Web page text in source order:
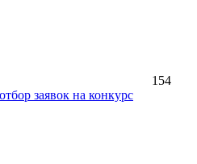
154
заявок на конкурс